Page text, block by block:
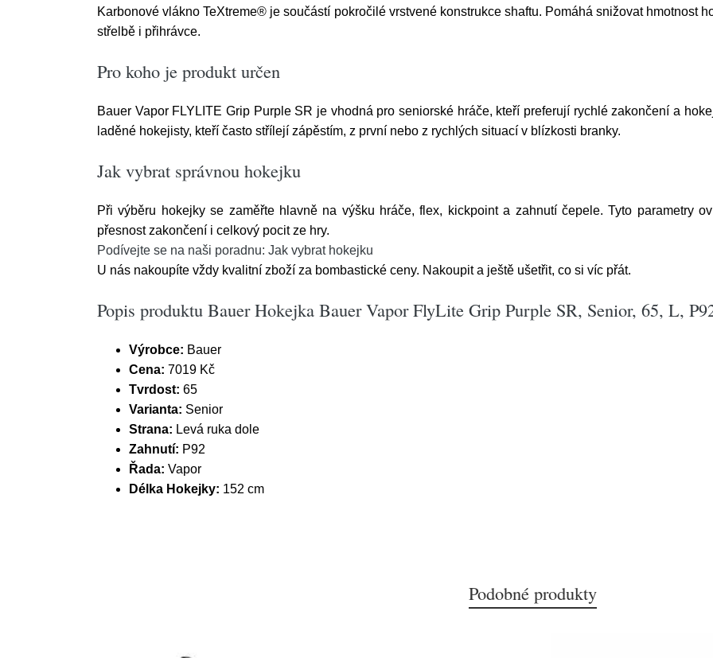
Karbonové vlákno TeXtreme® je součástí pokročilé vrstvené konstrukce shaftu. Pomáhá snižovat hmotnost
střelbě i přihrávce.
Pro koho je produkt určen
Bauer Vapor FLYLITE Grip Purple SR je vhodná pro seniorské hráče, kteří preferují rychlé zakončení a
laděné hokejisty, kteří často střílejí zápěstím, z první nebo z rychlých situací v blízkosti branky.
Jak vybrat správnou hokejku
Při výběru hokejky se zaměřte hlavně na výšku hráče, flex, kickpoint a zahnutí čepele. Tyto parametry
přesnost zakončení i celkový pocit ze hry.
Podívejte se na naši poradnu: Jak vybrat hokejku
U nás nakoupíte vždy kvalitní zboží za bombastické ceny. Nakoupit a ještě ušetřit, co si víc přát.
Popis produktu Bauer Hokejka Bauer Vapor FlyLite Grip Purple SR, Senior, 65, L,
Výrobce: Bauer
Cena: 7019 Kč
Tvrdost: 65
Varianta: Senior
Strana: Levá ruka dole
Zahnutí: P92
Řada: Vapor
Délka Hokejky: 152 cm
Podobné produkty